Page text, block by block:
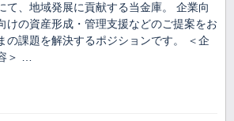
て、地域発展に貢献する当金庫。 企業向
けの資産形成・管理支援などのご提案をお
の課題を解決するポジションです。 ＜企
＞ …